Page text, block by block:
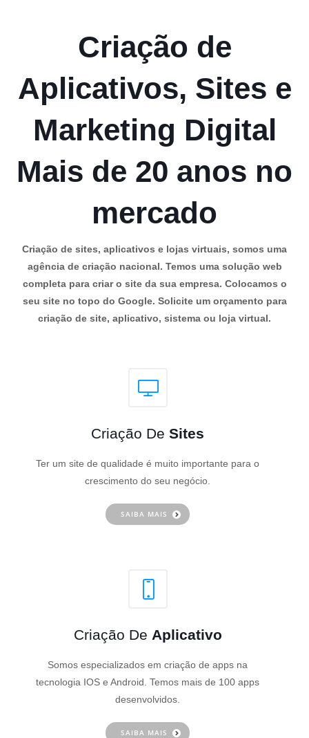
Criação de
Aplicativos, Sites e
Marketing Digital
Mais de 20 anos no
mercado
Criação de sites, aplicativos e lojas virtuais, somos uma
agência de criação nacional. Temos uma solução web
completa para criar o site da sua empresa. Colocamos o
seu site no topo do Google. Solicite um orçamento para
criação de site, aplicativo, sistema ou loja virtual.
Criação De Sites
Ter um site de qualidade é muito importante para o
crescimento do seu negócio.
SAIBA MAIS
Criação De Aplicativo
Somos especializados em criação de apps na
tecnologia IOS e Android. Temos mais de 100 apps
desenvolvidos.
SAIBA MAIS